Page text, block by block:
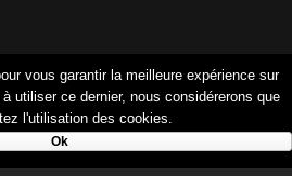
-Studio Vitamine- Tous droits
vous garantir la meilleure expérience sur
utiliser ce dernier, nous considérerons que
l'utilisation des cookies.
Ok